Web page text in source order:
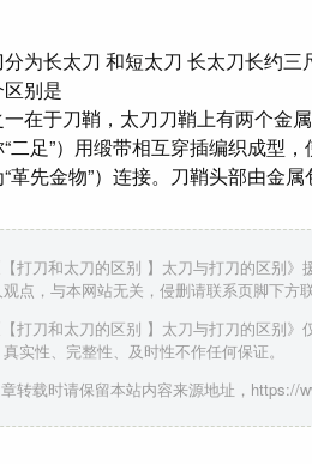
分为长太刀 和短太刀 长太刀长约三
别是
在于刀鞘，太刀刀鞘上有两个金
二足”）用缎带相互穿插编织成型
革先金物”）连接。刀鞘头部由金属
打刀和太刀的区别 】太刀与打刀的区别
点，与本网站无关，侵删请联系页脚下方联
打刀和太刀的区别 】太刀与打刀的区别
实性、完整性、及时性不作任何保证。
转载时请保留本站内容来源地址，https://